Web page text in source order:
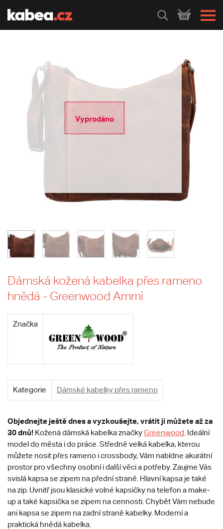
HLEDEJ
Vyprodáno
Dámská kožená kabelka přes rameno
hnědá - Greenwood Ammi
Značka
Kategorie Dámské kabelky přes rameno
Objednejte ještě dnesa vyzkoušejte, vrátit ji můžete až za
30 dnů! Kožená dámská kabelka značkyGreenwood . Ideální
model do města i do práce. Středně velká kabelka, kterou
můžete nosit přes rameno i crossbody, Vám nabídne akurátní
prostor pro všechny osobní i další věci a potřeby. Zaujme Vás
svislá kapsa se zipem na přední straně. Hlavní kapsa je také
na zip. Uvnitř jsou klasické volné kapsičky na telefon a make-
up a také kapsička se zipem na cennosti. Chybět Vám nebude
ani kapsa se zipem na zadní straně kabelky. Moderní a
praktická hnědá kabelka.